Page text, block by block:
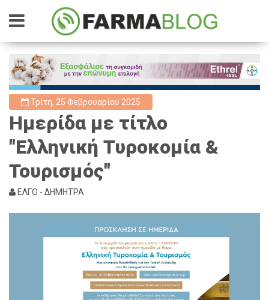
Τρίτη, 25 Φεβρουαρίου 2025
Ημερίδα με τίτλο
"Ελληνική Τυροκομία &
Τουρισμός"
ΕΛΓΟ - ΔΗΜΗΤΡΑ